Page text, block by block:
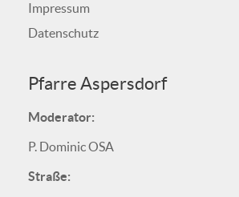
Impressum
Datenschutz
Pfarre Aspersdorf
Moderator:
P. Dominic OSA
Straße: